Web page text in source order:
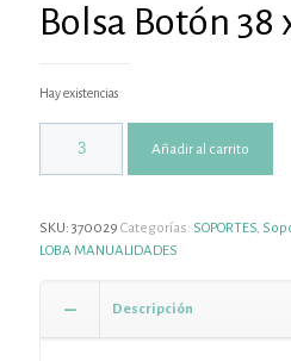
Bolsa Botón 38
Hay existencias
Añadir al carrito
SKU: 370029 Categorías: SOPORTES,
LOBA MANUALIDADES
Descripción